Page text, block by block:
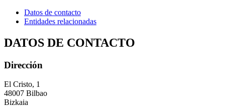
Datos de contacto
Entidades relacionadas
DATOS DE CONTACTO
Dirección
El Cristo, 1
48007 Bilbao
Bizkaia